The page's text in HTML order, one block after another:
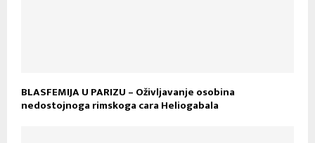
BLASFEMIJA U PARIZU – Oživljavanje osobina
nedostojnoga rimskoga cara Heliogabala